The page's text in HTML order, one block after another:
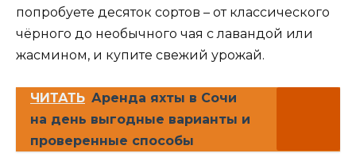
попробуете десяток сортов – от классического
чёрного до необычного чая с лавандой или
жасмином, и купите свежий урожай.
ЧИТАТЬ Аренда яхты в Сочи
на день выгодные варианты и
проверенные способы